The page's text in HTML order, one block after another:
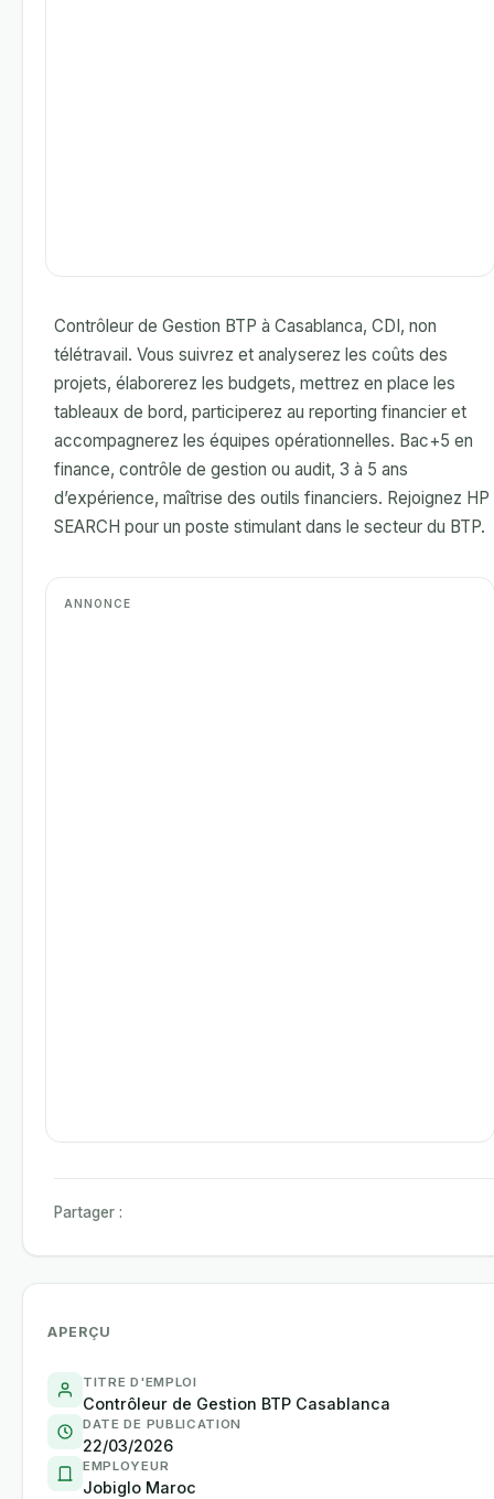
Contrôleur de Gestion BTP à Casablanca, CDI, non
télétravail. Vous suivrez et analyserez les coûts des
projets, élaborerez les budgets, mettrez en place les
tableaux de bord, participerez au reporting financier et
accompagnerez les équipes opérationnelles. Bac+5 en
finance, contrôle de gestion ou audit, 3 à 5 ans
d’expérience, maîtrise des outils financiers. Rejoignez HP
SEARCH pour un poste stimulant dans le secteur du BTP.
Partager :
APERÇU
TITRE D'EMPLOI
Contrôleur de Gestion BTP Casablanca
DATE DE PUBLICATION
22/03/2026
EMPLOYEUR
Jobiglo Maroc